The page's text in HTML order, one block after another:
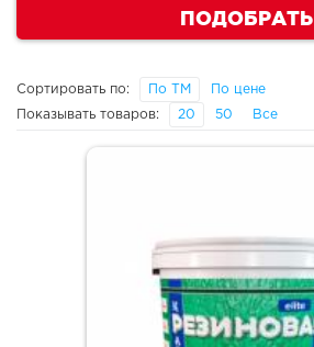
ПОДОБРАТЬ
Сортировать по: По ТМ По цене
Показывать товаров: 20 50 Все